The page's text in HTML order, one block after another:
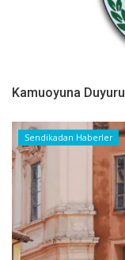
Kamuoyuna Duyuru
Sendikadan Haberler